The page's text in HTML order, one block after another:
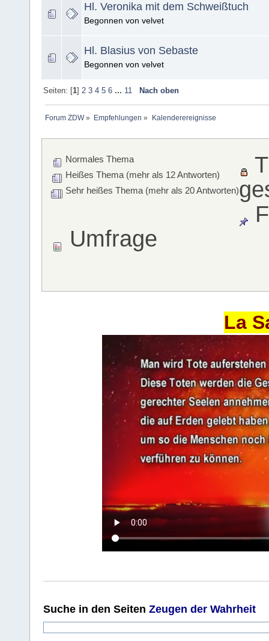
Hl. Veronika mit dem Schweißtuch
Begonnen von velvet
Hl. Blasius von Sebaste
Begonnen von velvet
Seiten: [1] 2 3 4 5 6 ... 11 Nach oben
Forum ZDW» Empfehlungen » Kalenderereignisse
Normales Thema
Heißes Thema (mehr als 12 Antworten)
Sehr heißes Thema (mehr als 20 Antworten)
Umfrage
La
Suche in den Seiten Zeugen der Wahrheit